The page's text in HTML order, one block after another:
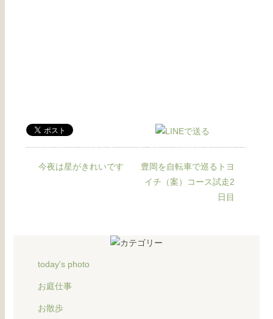
今夜は星がきれいです
豊岡を自転車で巡るトヨ
イチ（案）コース試走2
日目
today's photo
お庭仕事
お散歩